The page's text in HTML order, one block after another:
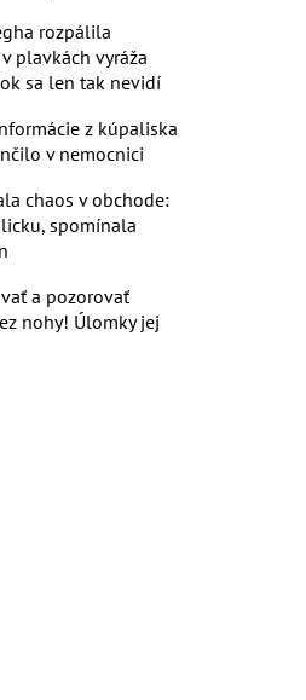
rozpálila
plavkách vyráža
sa len tak nevidí
z kúpaliska
v nemocnici
chaos v obchode:
spomínala
a pozorovať
nohy! Úlomky jej